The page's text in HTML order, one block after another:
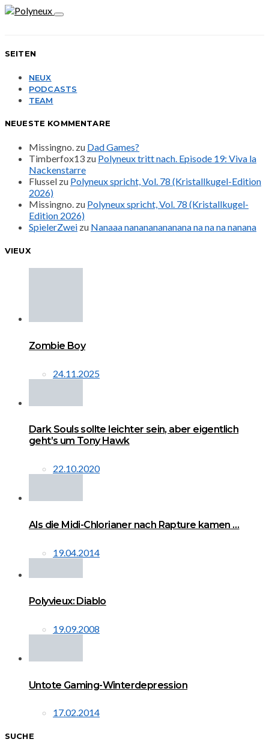
SEITEN
NEUX
PODCASTS
TEAM
NEUESTE KOMMENTARE
Missingno. zu Dad Games?
Timberfox13 zu Polyneux tritt nach. Episode 19: Viva la
Nackenstarre
Flussel zu Polyneux spricht, Vol. 78 (Kristallkugel-Edition
2026)
Missingno. zu Polyneux spricht, Vol. 78 (Kristallkugel-
Edition 2026)
SpielerZwei zu Nanaaa nanananananana na na na nanana
VIEUX
Zombie Boy
24.11.2025
Dark Souls sollte leichter sein, aber eigentlich
geht’s um Tony Hawk
22.10.2020
Als die Midi-Chlorianer nach Rapture kamen …
19.04.2014
Polyvieux: Diablo
19.09.2008
Untote Gaming-Winterdepression
17.02.2014
SUCHE